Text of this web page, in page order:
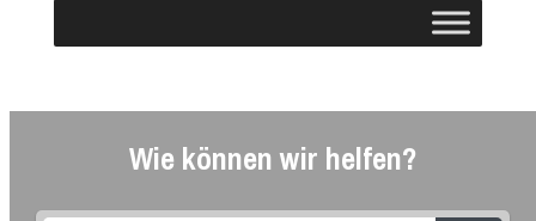
Wie können wir helfen?